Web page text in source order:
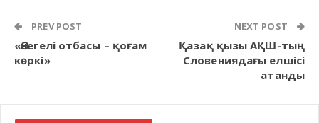
PREV POST
«Өнегелі отбасы – қоғам
көркі»
NEXT POST
Қазақ қызы АҚШ-тың
Словениядағы елшісі
атанды